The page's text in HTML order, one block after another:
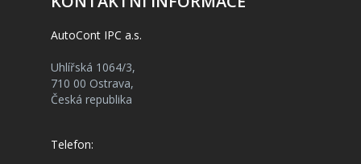
AutoCont IPC a.s.
Uhlířská 1064/3,
710 00 Ostrava,
Česká republika
Telefon: